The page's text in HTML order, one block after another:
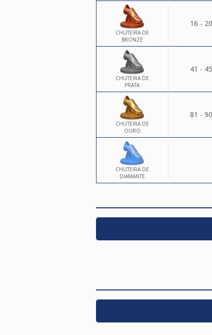
CHUTEIRA DE
BRONZE
16 -
CHUTEIRA DE
PRATA
41 -
CHUTEIRA DE
OURO
81 -
CHUTEIRA DE
DIAMANTE